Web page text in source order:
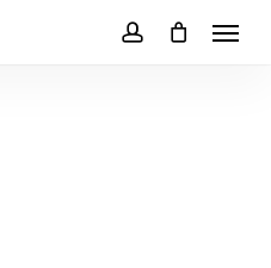
Menu